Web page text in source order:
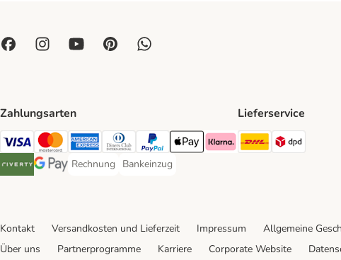
Zahlungsarten
Visa Payment Method
Mastercard Payment Method
American Express Payment Method
Diners Club Payment Method
PayPal Payment Method
Apple Pay Payment Method
Klarna Payment Method
Riverty Payment Method
Google Pay Payment Method
Rechnung
Rechnung Payment Method
Bankeinzug
Bankeinzug Payment Method
Lieferservice
DHL Shipping
Kontakt Versandkosten und Lieferzeit Impressum Allgemeine
Über uns
Partnerprogramme Karriere Corporate Website